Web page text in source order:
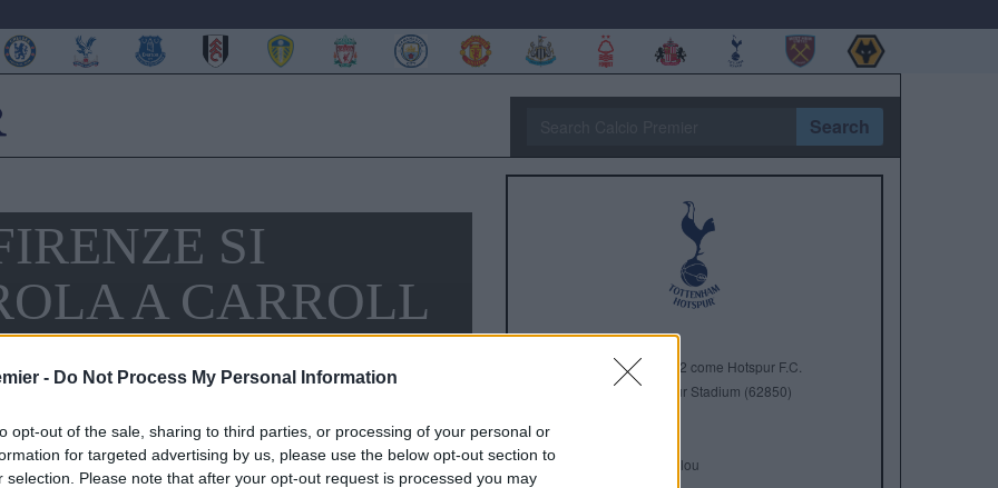
- Do Not Process My Personal Information
opt-out of the sale, sharing to third parties, or processing of your personal or
for targeted advertising by us, please use the below opt-out section to
selection. Please note that after your opt-out request is processed you may
Search
SI
A CARROLL
Anno di Fondazione: 1882 come Hotspur F.C.
Tottenham Hotspur Stadium (62850)
Presidente:
Manager: Ange Postecoglou